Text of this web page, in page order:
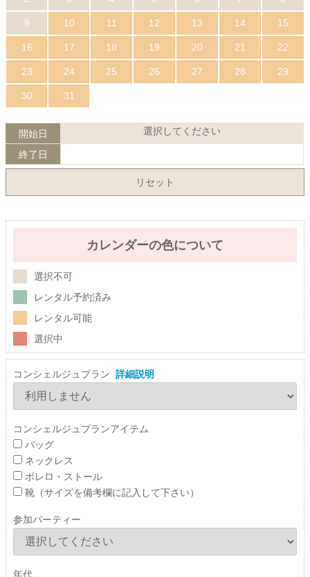
9 10 11 12 13 14 15
16 17 18 19 20 21 22
23 24 25 26 27 28 29
30 31
開始日 選択してください
終了日
リセット
カレンダーの色について
選択不可
レンタル予約済み
レンタル可能
選択中
コンシェルジュプラン 詳細説明
コンシェルジュプランアイテム
バッグ
ネックレス
ボレロ・ストール
靴（サイズを備考欄に記入して下さい）
参加パーティー
年代